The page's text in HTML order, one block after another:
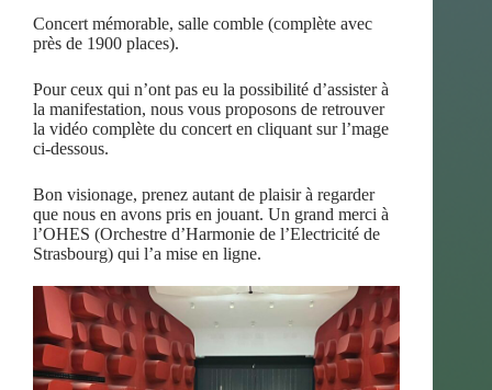
Concert mémorable, salle comble (complète avec
près de 1900 places).
Pour ceux qui n’ont pas eu la possibilité d’assister à
la manifestation, nous vous proposons de retrouver
la vidéo complète du concert en cliquant sur l’mage
ci-dessous.
Bon visionage, prenez autant de plaisir à regarder
que nous en avons pris en jouant. Un grand merci à
l’OHES (Orchestre d’Harmonie de l’Electricité de
Strasbourg) qui l’a mise en ligne.